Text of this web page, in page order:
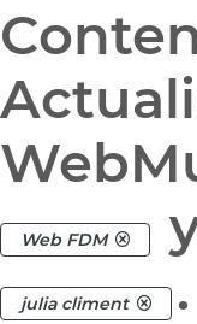
Web FDM
julia climent .